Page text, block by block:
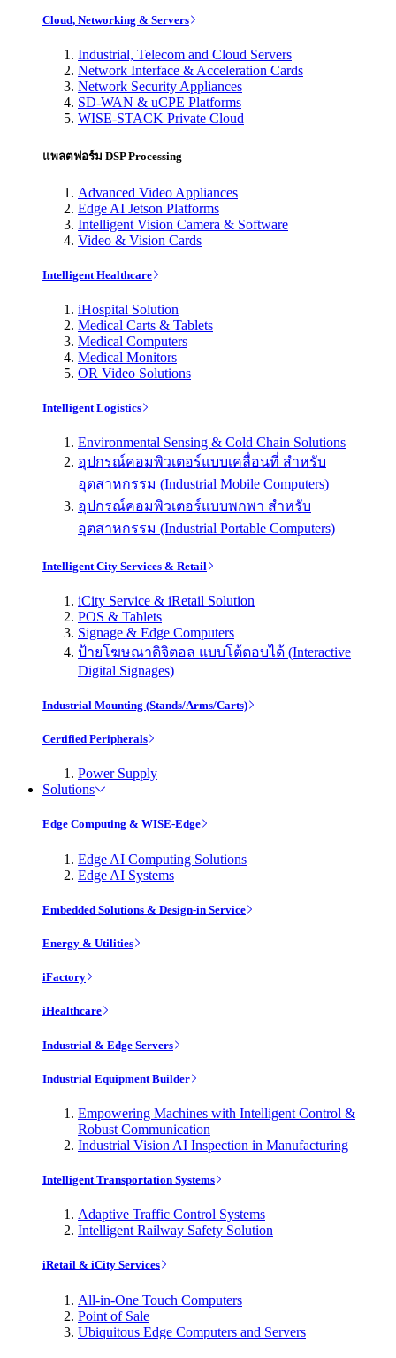
Cloud, Networking & Servers
Industrial, Telecom and Cloud Servers
Network Interface & Acceleration Cards
Network Security Appliances
SD-WAN & uCPE Platforms
WISE-STACK Private Cloud
แพลตฟอร์ม DSP Processing
Advanced Video Appliances
Edge AI Jetson Platforms
Intelligent Vision Camera & Software
Video & Vision Cards
Intelligent Healthcare
iHospital Solution
Medical Carts & Tablets
Medical Computers
Medical Monitors
OR Video Solutions
Intelligent Logistics
Environmental Sensing & Cold Chain Solutions
อุปกรณ์คอมพิวเตอร์แบบเคลื่อนที่ สำหรับ
อุตสาหกรรม (Industrial Mobile Computers)
อุปกรณ์คอมพิวเตอร์แบบพกพา สำหรับ
อุตสาหกรรม (Industrial Portable Computers)
Intelligent City Services & Retail
iCity Service & iRetail Solution
POS & Tablets
Signage & Edge Computers
ป้ายโฆษณาดิจิตอล แบบโต้ตอบได้ (Interactive
Digital Signages)
Industrial Mounting (Stands/Arms/Carts)
Certified Peripherals
Power Supply
Solutions
Edge Computing & WISE-Edge
Edge AI Computing Solutions
Edge AI Systems
Embedded Solutions & Design-in Service
Energy & Utilities
iFactory
iHealthcare
Industrial & Edge Servers
Industrial Equipment Builder
Empowering Machines with Intelligent Control &
Robust Communication
Industrial Vision AI Inspection in Manufacturing
Intelligent Transportation Systems
Adaptive Traffic Control Systems
Intelligent Railway Safety Solution
iRetail & iCity Services
All-in-One Touch Computers
Point of Sale
Ubiquitous Edge Computers and Servers